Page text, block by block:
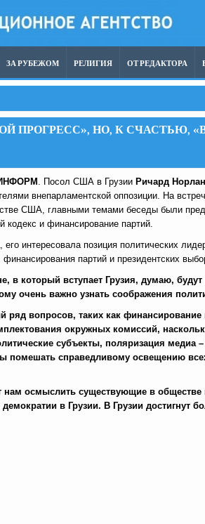
ЗА РУБЕЖОМ РЕЛИГИЯ ОТ РЕДАКТОРА
ПРОГРЕСС», НО, К СЧАСТЬЮ,
. Посол США в Грузии Ричард
внепарламентской оппозиции. На
США, главными темами беседы были
кодекс и финансирование партий.
интересовала позиция политических
финансирования партий и президентских
в который вступает Грузия, думаю, будут
очень важно узнать соображения
ряд вопросов, таких как
окружных комиссий,
субъекты, поляризация медиа
помешать справедливому освещению
нам осмыслить существующие в обществе
в Грузии. В Грузии достигнут